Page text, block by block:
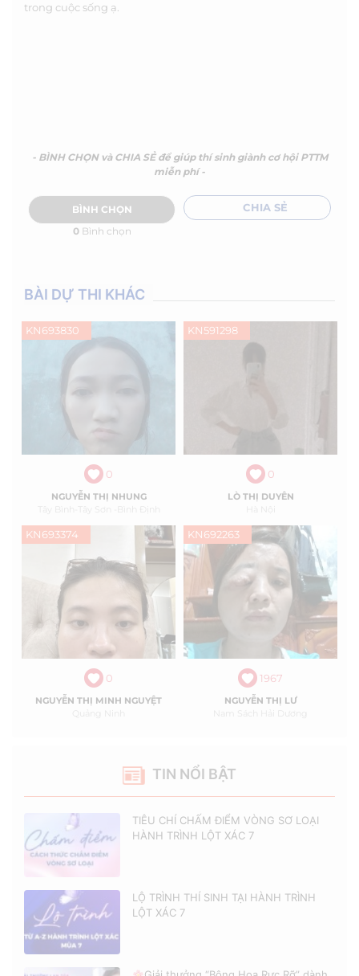
TIN NỔI BẬT
TIÊU CHÍ CHẤM ĐIỂM VÒNG SƠ LOẠI
HÀNH TRÌNH LỘT XÁC 7
LỘ TRÌNH THÍ SINH TẠI HÀNH TRÌNH
LỘT XÁC 7
trong cuộc sống ạ.
- BÌNH CHỌN và CHIA SẺ để giúp thí sinh giành cơ hội PTTM
miễn phí -
BÌNH CHỌN
0Bình chọn
CHIA SẺ
BÀI DỰ THI KHÁC
KN693830
0
NGUYỄN THỊ NHUNG
Tây Bình-Tây Sơn -Bình Định
KN591298
0
LÒ THỊ DUYÊN
KN693374
0
NGUYỄN THỊ MINH NGUYỆT
KN692263
1967
NGUYỄN THỊ LƯ
Nam Sách Hải Dương